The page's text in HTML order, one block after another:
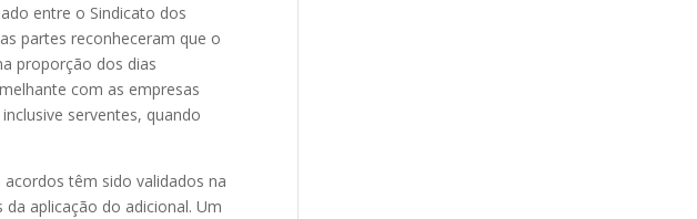
entre o Sindicato dos
partes reconheceram que o
proporção dos dias
com as empresas
serventes, quando
têm sido validados na
aplicação do adicional. Um